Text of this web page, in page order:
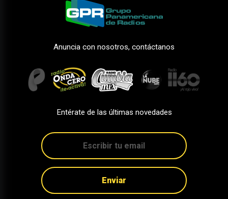
Anuncia con nosotros, contáctanos
Entérate de las últimas novedades
Enviar